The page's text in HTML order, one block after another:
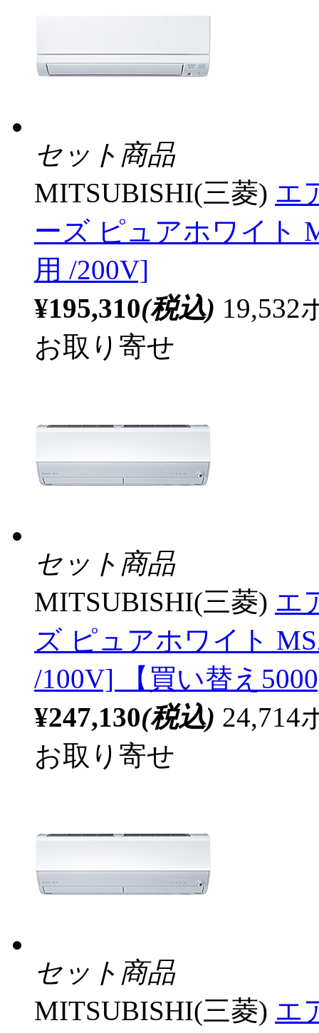
セット商品
MITSUBISHI(三菱) エ
ーズ ピュアホワイト
用 /200V]
¥195,310(税込) 19,532
お取り寄せ
セット商品
MITSUBISHI(三菱) エ
ズ ピュアホワイト
/100V] 【買い替え
¥247,130(税込) 24,714
お取り寄せ
セット商品
MITSUBISHI(三菱) エ